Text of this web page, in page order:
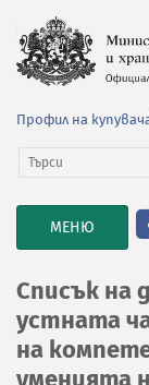
Профил на
TOGGLE
NAVIGATION
МЕНЮ
Списък на
устната
на
уменията